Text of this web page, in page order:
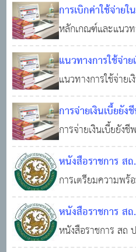
การเบิกค่าใช้จ่าย
ท้องถิ่น
16 พ.ค.
หลักเกณฑ์และแนวท
องค์กรปกครองส่วน
แนวทางการใช้จ่า
การแก้ไขปัญหารา
แนวทางการใช้จ่าย
แก้ไขปัญหาราคายา
การจ่ายเงินเบี้ยยั
2561 0
การจ่ายเงินเบี้ยยั
หนังสือราชการ ส
การเตรียมความพ
หนังสือราชการ ส
หนังสือราชการ สถ